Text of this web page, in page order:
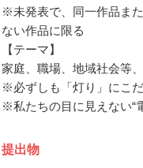
※未発表で、同一作品ま
ない作品に限る
【テーマ】
家庭、職場、地域社会等
※必ずしも「灯り」にこ
※私たちの目に見えない“
提出物